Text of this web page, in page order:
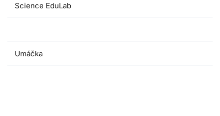
Science EduLab
Umáčka